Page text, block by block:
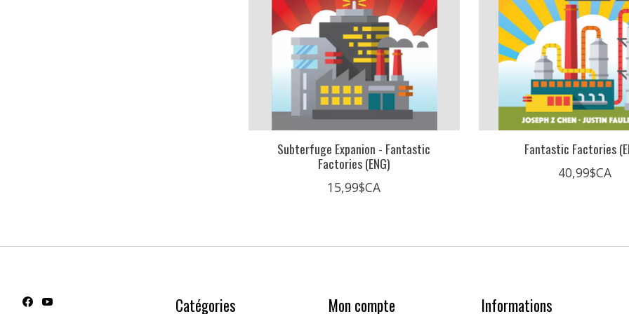
Subterfuge Expanion - Fantastic
Factories (ENG)
15,99$CA
Fantastic Factories
40,99$CA
Catégories Mon compte Informations